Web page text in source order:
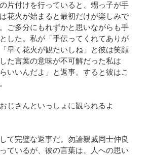
片付けを行っていると、甥っ子が手
花火が始まると最初だけが楽しみで
ご多分にもれずかと思いながらも手
した。私が「手伝ってくれてありが
早く花火が観たいしね」と彼は笑顔
た言葉の意味が不可解だった私は
いいんだよ」と返事。すると彼はこ
じさんといっしょに観られるよ
て完璧な返事だ。勿論親戚同士仲良
ているが、彼の言葉は、人への思い